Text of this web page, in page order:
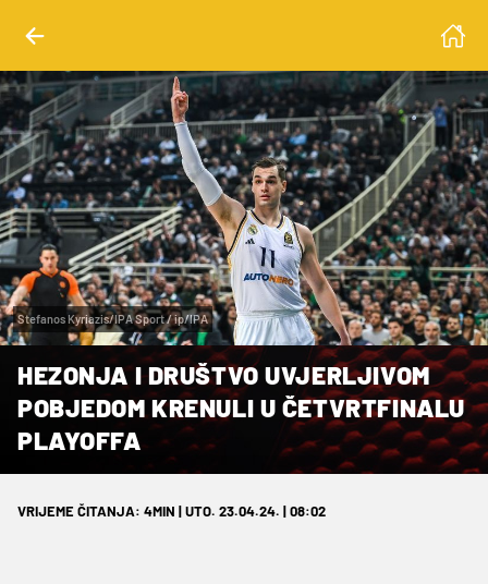
Stefanos Kyriazis/IPA Sport / ip/IPA
HEZONJA I DRUŠTVO UVJERLJIVOM
POBJEDOM KRENULI U ČETVRTFINALU
PLAYOFFA
VRIJEME ČITANJA: 4MIN | UTO. 23.04.24. | 08:02